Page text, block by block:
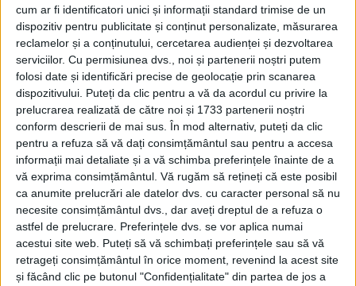
cum ar fi identificatori unici și informații standard trimise de un
dispozitiv pentru publicitate și conținut personalizate, măsurarea
reclamelor și a conținutului, cercetarea audienței și dezvoltarea
serviciilor. Cu permisiunea dvs., noi și partenerii noștri putem
folosi date și identificări precise de geolocație prin scanarea
dispozitivului. Puteți da clic pentru a vă da acordul cu privire la
prelucrarea realizată de către noi și 1733 partenerii noștri
conform descrierii de mai sus. În mod alternativ, puteți da clic
pentru a refuza să vă dați consimțământul sau pentru a accesa
informații mai detaliate și a vă schimba preferințele înainte de a
vă exprima consimțământul. Vă rugăm să rețineți că este posibil
ca anumite prelucrări ale datelor dvs. cu caracter personal să nu
necesite consimțământul dvs., dar aveți dreptul de a refuza o
astfel de prelucrare. Preferințele dvs. se vor aplica numai
acestui site web. Puteți să vă schimbați preferințele sau să vă
retrageți consimțământul în orice moment, revenind la acest site
și făcând clic pe butonul "Confidențialitate" din partea de jos a
ŞTIRILE JUDEŢULUI CARAŞ-SEVERIN
Mersul pe Via Transilvanica reduce
factura la gaz
28 IUNIE 2024, 10:11 AM 2 MINUTE DE CITIRE
CARAŞ-SEVERIN – E.ON Energie România, partenerul pentru
sustenabilitate al proiectului Via Transilvanica, lansează o
nouă provocare clienților săi și îi răsplătește pentru fiecare pas
parcurs pe acest traseu, acordându-le o reducere de 6
lei/kilometru la factură!